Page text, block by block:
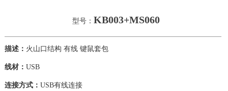
型号： KB003+MS060
描述： 火山口结构 有线 键鼠套包
线材： USB
连接方式： USB有线连接